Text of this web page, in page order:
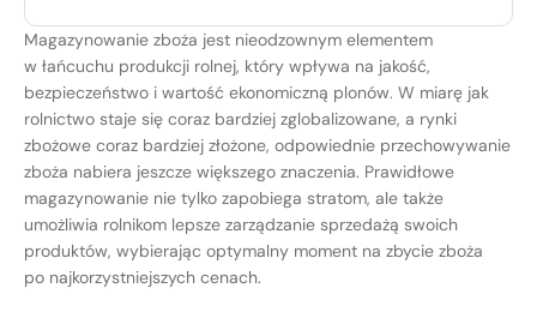
Magazynowanie zboża jest nieodzownym elementem
w łańcuchu produkcji rolnej, który wpływa na jakość,
bezpieczeństwo i wartość ekonomiczną plonów. W miarę jak
rolnictwo staje się coraz bardziej zglobalizowane, a rynki
zbożowe coraz bardziej złożone, odpowiednie przechowywanie
zboża nabiera jeszcze większego znaczenia. Prawidłowe
magazynowanie nie tylko zapobiega stratom, ale także
umożliwia rolnikom lepsze zarządzanie sprzedażą swoich
produktów, wybierając optymalny moment na zbycie zboża
po najkorzystniejszych cenach.